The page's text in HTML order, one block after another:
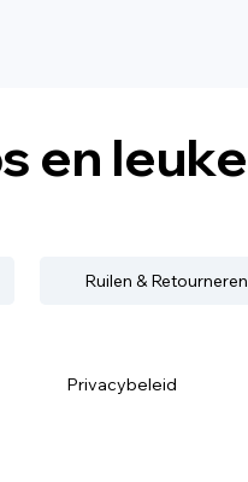
en
Ruilen & Retourneren
Privacybeleid